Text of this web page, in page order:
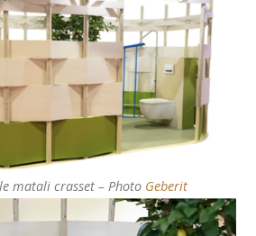
matali crasset – Photo Geberit